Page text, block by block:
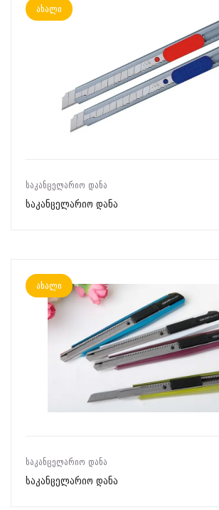
ახალი
ᲡᲐᲙᲐᲜᲪᲔᲚᲐᲠᲘᲝ ᲓᲐᲜᲐ
საკანცელარიო დანა
ახალი
ᲡᲐᲙᲐᲜᲪᲔᲚᲐᲠᲘᲝ ᲓᲐᲜᲐ
საკანცელარიო დანა